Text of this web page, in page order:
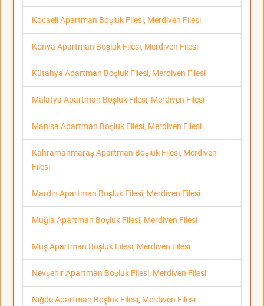
Kocaeli Apartman Boşluk Filesi, Merdiven Filesi
Konya Apartman Boşluk Filesi, Merdiven Filesi
Kütahya Apartman Boşluk Filesi, Merdiven Filesi
Malatya Apartman Boşluk Filesi, Merdiven Filesi
Manisa Apartman Boşluk Filesi, Merdiven Filesi
Kahramanmaraş Apartman Boşluk Filesi, Merdiven
Filesi
Mardin Apartman Boşluk Filesi, Merdiven Filesi
Muğla Apartman Boşluk Filesi, Merdiven Filesi
Muş Apartman Boşluk Filesi, Merdiven Filesi
Nevşehir Apartman Boşluk Filesi, Merdiven Filesi
Niğde Apartman Boşluk Filesi, Merdiven Filesi